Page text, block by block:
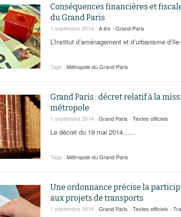
Conséquences financières et
du Grand Paris
1 septembre 2014 - A lire- Grand Paris
L’Institut d’aménagement et d’urbanisme
Tags : Métropole du Grand Paris
Grand Paris : décret relatif à la
métropole
1 septembre 2014 - Grand Paris - Textes officiels
Le décret du 19 mai 2014…...
Tags : Métropole du Grand Paris
Une ordonnance précise la
aux projets de transports
1 septembre 2014 - Grand Paris - Textes officiels -